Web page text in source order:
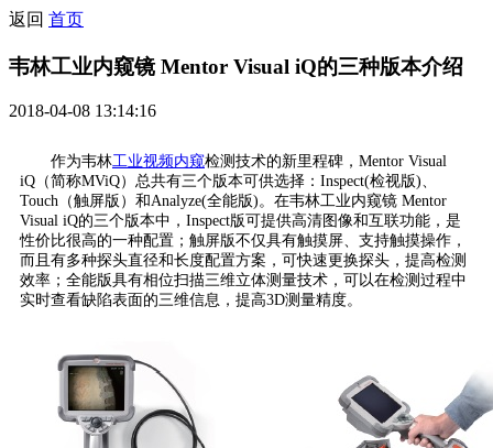
返回 首页
韦林工业内窥镜 Mentor Visual iQ的三种版本介绍
2018-04-08 13:14:16
作为韦林工业视频内窥检测技术的新里程碑，Mentor Visual
iQ（简称MViQ）总共有三个版本可供选择：Inspect(检视版)、
Touch（触屏版）和Analyze(全能版)。在韦林工业内窥镜 Mentor
Visual iQ的三个版本中，Inspect版可提供高清图像和互联功能，是
性价比很高的一种配置；触屏版不仅具有触摸屏、支持触摸操作，
而且有多种探头直径和长度配置方案，可快速更换探头，提高检测
效率；全能版具有相位扫描三维立体测量技术，可以在检测过程中
实时查看缺陷表面的三维信息，提高3D测量精度。